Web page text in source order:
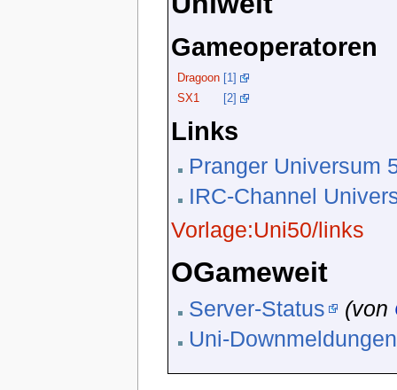
Gameoperatoren
Dragoon [1]
SX1
[2]
Links
Pranger Universum
IRC-Channel
Vorlage:Uni50/links
OGameweit
Server-Status (von
Uni-